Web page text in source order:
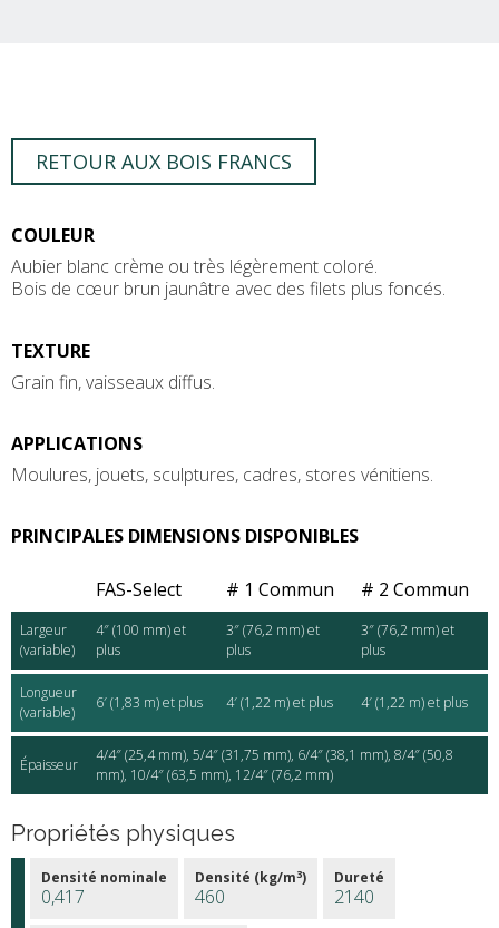
RETOUR AUX BOIS FRANCS
COULEUR
Aubier blanc crème ou très légèrement coloré.
Bois de cœur brun jaunâtre avec des filets plus foncés.
TEXTURE
Grain fin, vaisseaux diffus.
APPLICATIONS
Moulures, jouets, sculptures, cadres, stores vénitiens.
PRINCIPALES DIMENSIONS DISPONIBLES
FAS-Select # 1 Commun # 2 Commun
Largeur
(variable)
4″ (100 mm) et
plus
3″ (76,2 mm) et
plus
3″ (76,2 mm) et
plus
Longueur
(variable)
6′ (1,83 m) et plus 4′ (1,22 m) et plus 4′ (1,22 m) et plus
Épaisseur
4/4″ (25,4 mm), 5/4″ (31,75 mm), 6/4″ (38,1 mm), 8/4″ (50,8
mm), 10/4″ (63,5 mm), 12/4″ (76,2 mm)
Propriétés physiques
Densité nominale
0,417
Densité (kg/m3)
460
Dureté
2140